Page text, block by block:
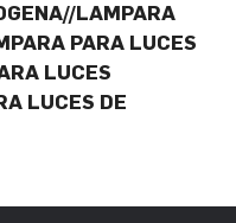
LAMPARA
PARA LUCES
LUCES
LUCES DE